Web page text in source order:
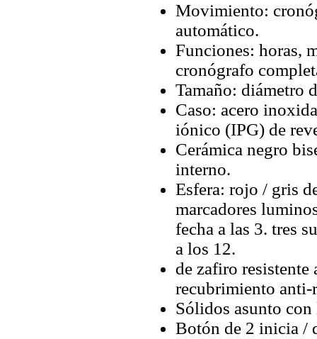
Movimiento:
automático.
Funciones: horas,
cronógrafo
Tamaño: diámetro
Caso: acero
iónico (IPG) de
Cerámica negro
interno.
Esfera: rojo / gris
marcadores
fecha a las 3. tres
a los 12.
de zafiro resistente
recubrimiento anti-
Sólidos asunto
Botón de 2 inicia /